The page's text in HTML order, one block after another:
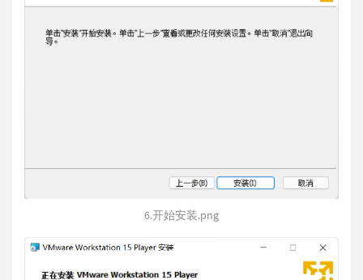
6.开始安装.png